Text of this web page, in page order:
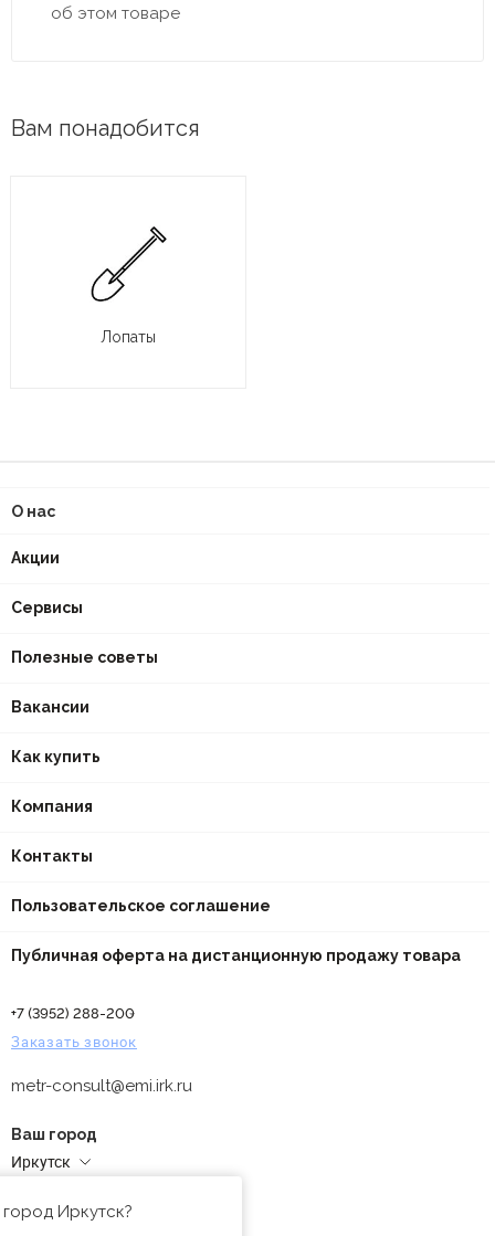
об этом товаре
Вам понадобится
Лопаты
О нас
Акции
Сервисы
Полезные советы
Вакансии
Как купить
Компания
Контакты
Пользовательское соглашение
Публичная оферта на дистанционную продажу товара
+7 (3952) 288-200
Заказать звонок
metr-consult@emi.irk.ru
Ваш город
Иркутск
Иркутск?